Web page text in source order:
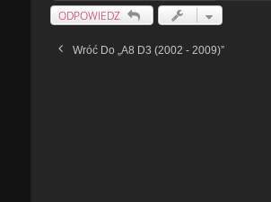
ODPOWIEDZ
Wróć Do „A8 D3 (2002 - 2009)”